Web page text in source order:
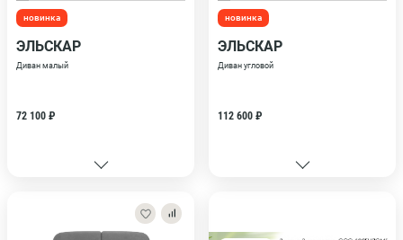
новинка
ЭЛЬСКАР
Диван малый
72 100 ₽
новинка
ЭЛЬСКАР
Диван угловой
112 600 ₽